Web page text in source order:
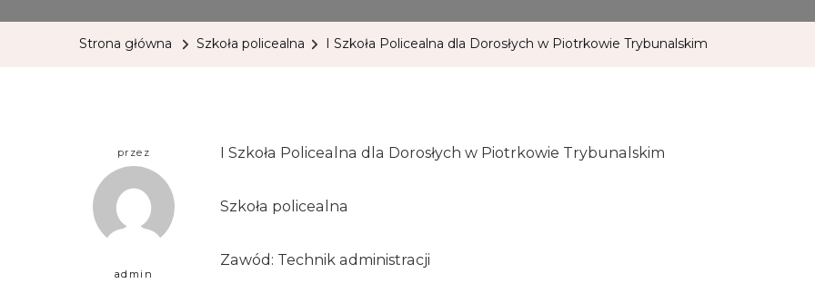
Strona główna Szkoła policealna I Szkoła Policealna dla Dorosłych w Piotrkowie Trybunalskim
przez
admin
I Szkoła Policealna dla Dorosłych w Piotrkowie Trybunalskim
Szkoła policealna
Zawód: Technik administracji